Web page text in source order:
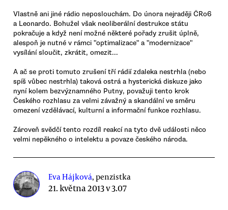
Vlastně ani jiné rádio neposlouchám. Do února nejraději ČRo6
a Leonardo. Bohužel však neoliberální destrukce státu
pokračuje a když není možné některé pořady zrušit úplně,
alespoň je nutné v rámci "optimalizace" a "modernizace"
vysílání sloučit, zkrátit, omezit...
A ač se proti tomuto zrušení tří rádií zdaleka nestrhla (nebo
spíš vůbec nestrhla) taková ostrá a hysterická diskuze jako
nyní kolem bezvýznamného Putny, považuji tento krok
Českého rozhlasu za velmi závažný a skandální ve směru
omezení vzdělávací, kulturní a informační funkce rozhlasu.
Zároveň svědčí tento rozdíl reakcí na tyto dvě události něco
velmi nepěkného o intelektu a povaze českého národa.
Eva Hájková, penzistka
21. května 2013 v 3.07